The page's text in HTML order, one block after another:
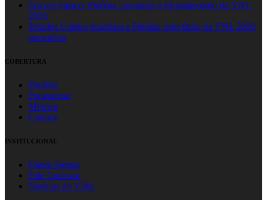
Em um jogaço, Polônia conquista o tricampeonato da VNL
2026
Estados Unidos desafiam a Polônia pelo título da VNL 2026
masculina
COBERTURA
Paulista
Paranaense
Mineiro
Carioca
INSTITUCIONAL
Quem Somos
Fale Conosco
Notícias do Vôlei